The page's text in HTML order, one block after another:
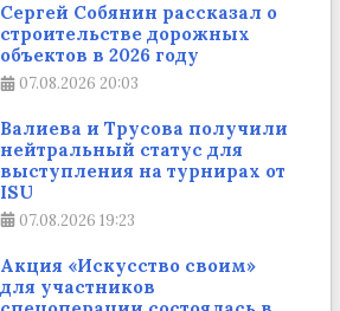
Сергей Собянин рассказал о
строительстве дорожных
объектов в 2026 году
07.08.2026 20:03
Валиева и Трусова получили
нейтральный статус для
выступления на турнирах от
ISU
07.08.2026 19:23
Акция «Искусство своим»
для участников